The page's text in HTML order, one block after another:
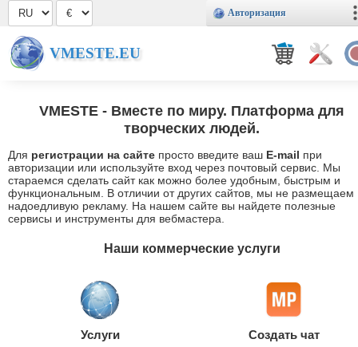
Авторизация
VMESTE.EU
VMESTE - Вместе по миру. Платформа для
творческих людей.
Для регистрации на сайте просто введите ваш E-mail при
авторизации или используйте вход через почтовый сервис. Мы
стараемся сделать сайт как можно более удобным, быстрым и
функциональным. В отличии от других сайтов, мы не размещаем
надоедливую рекламу. На нашем сайте вы найдете полезные
сервисы и инструменты для вебмастера.
Наши коммерческие услуги
Услуги Создать чат